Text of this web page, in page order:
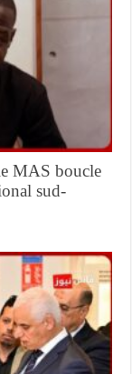
MAS boucle
sud-